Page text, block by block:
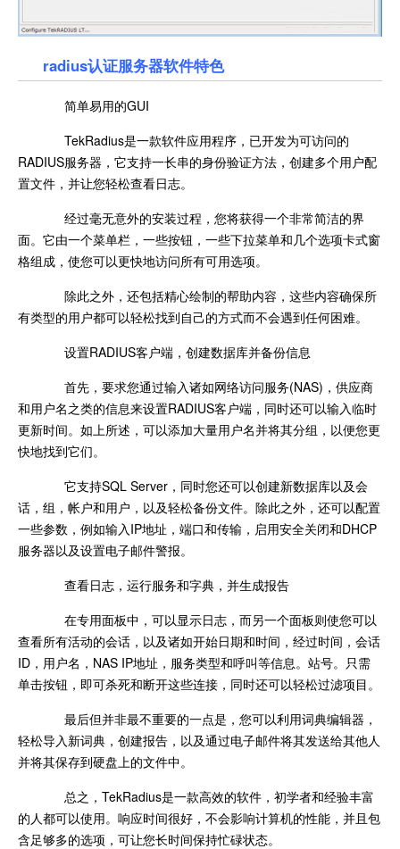
radius认证服务器软件特色
简单易用的GUI
TekRadius是一款软件应用程序，已开发为可访问的
RADIUS服务器，它支持一长串的身份验证方法，创建多个用户配
置文件，并让您轻松查看日志。
经过毫无意外的安装过程，您将获得一个非常简洁的界
面。它由一个菜单栏，一些按钮，一些下拉菜单和几个选项卡式窗
格组成，使您可以更快地访问所有可用选项。
除此之外，还包括精心绘制的帮助内容，这些内容确保所
有类型的用户都可以轻松找到自己的方式而不会遇到任何困难。
设置RADIUS客户端，创建数据库并备份信息
首先，要求您通过输入诸如网络访问服务(NAS)，供应商
和用户名之类的信息来设置RADIUS客户端，同时还可以输入临时
更新时间。如上所述，可以添加大量用户名并将其分组，以便您更
快地找到它们。
它支持SQL Server，同时您还可以创建新数据库以及会
话，组，帐户和用户，以及轻松备份文件。除此之外，还可以配置
一些参数，例如输入IP地址，端口和传输，启用安全关闭和DHCP
服务器以及设置电子邮件警报。
查看日志，运行服务和字典，并生成报告
在专用面板中，可以显示日志，而另一个面板则使您可以
查看所有活动的会话，以及诸如开始日期和时间，经过时间，会话
ID，用户名，NAS IP地址，服务类型和呼叫等信息。站号。只需
单击按钮，即可杀死和断开这些连接，同时还可以轻松过滤项目。
最后但并非最不重要的一点是，您可以利用词典编辑器，
轻松导入新词典，创建报告，以及通过电子邮件将其发送给其他人
并将其保存到硬盘上的文件中。
总之，TekRadius是一款高效的软件，初学者和经验丰富
的人都可以使用。响应时间很好，不会影响计算机的性能，并且包
含足够多的选项，可让您长时间保持忙碌状态。